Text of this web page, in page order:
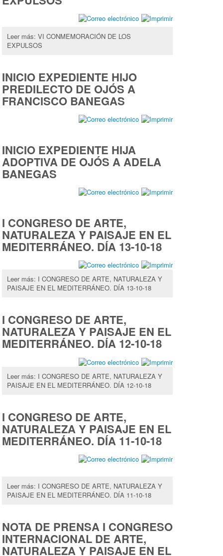
Leer más: VI CONMEMORACIÓN DE LOS
EXPULSOS
INICIO EXPEDIENTE HIJO
PREDILECTO DE OJÓS A
FRANCISCO BANEGAS
INICIO EXPEDIENTE HIJA
ADOPTIVA DE OJÓS A ADELA
BANEGAS
I CONGRESO DE ARTE,
NATURALEZA Y PAISAJE EN EL
MEDITERRÁNEO. DÍA 13-10-18
Leer más: I CONGRESO DE ARTE, NATURALEZA Y
PAISAJE EN EL MEDITERRÁNEO. DÍA 13-10-18
I CONGRESO DE ARTE,
NATURALEZA Y PAISAJE EN EL
MEDITERRÁNEO. DÍA 12-10-18
Leer más: I CONGRESO DE ARTE, NATURALEZA Y
PAISAJE EN EL MEDITERRÁNEO. DÍA 12-10-18
I CONGRESO DE ARTE,
NATURALEZA Y PAISAJE EN EL
MEDITERRÁNEO. DÍA 11-10-18
Leer más: I CONGRESO DE ARTE, NATURALEZA Y
PAISAJE EN EL MEDITERRÁNEO. DÍA 11-10-18
NOTA DE PRENSA I CONGRESO
INTERNACIONAL DE ARTE,
NATURALEZA Y PAISAJE EN EL